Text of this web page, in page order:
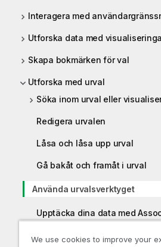
Interagera med
Utforska data med
Skapa bokmärken för val
Utforska med urval
Söka inom urval eller
Redigera urvalen
Låsa och låsa upp urval
Gå bakåt och framåt i urval
Använda urvalsverktyget
Upptäcka dina data med
We use cookies to improve your